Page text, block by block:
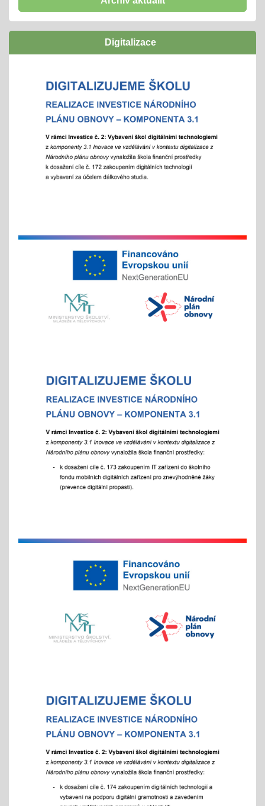
chceme školu, kde se všichni cítí dobře,
naplno rozvinout svůj potenciál
01.02.2026
městská, okresní a vyšší kola
"držíme palce"
Zápisy online pro školní rok 2026/2027
15.01.2026
- letošní zápis do ZŠ pro 1. ročník školního roku
Chystáte se k zápisu?
nabízíme individuální prohlídky školy
"Každý jinak, ale všichni se těšíme"
25.11.2025
celoškolní slavnostní akce
25. 11. 2025
na jaře si potom vyberou žáci 2. st. odměnu/
volný vstup s programem
4x - od 11. do 20. 11.
aneb "Kam na střední?"
pedagogy a školním parlamentem
- od 16 hod.
Adaptační týden - tradiční
01.09.2025
- celoškoní akce 1.- 5. 9./ aktivity pro zlepšení
komunikace a sociálního klima
Digitalizace